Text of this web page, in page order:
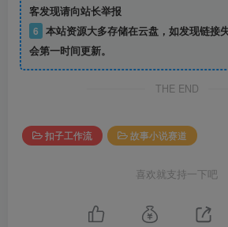
客发现请向站长举报
6 本站资源大多存储在云盘，如发现链接
会第一时间更新。
THE END
扣子工作流 故事小说赛道
喜欢就支持一下吧